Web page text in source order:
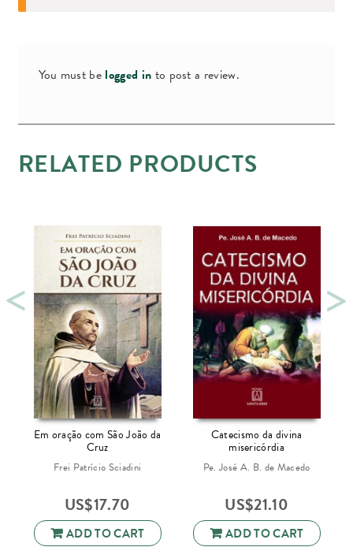
You must be logged in to post a review.
RELATED PRODUCTS
Em oração com São João da
Cruz
Frei Patrício Sciadini
US$17.70
ADD TO CART
Catecismo da divina
misericórdia
Pe. José A. B. de Macedo
US$21.10
ADD TO CART